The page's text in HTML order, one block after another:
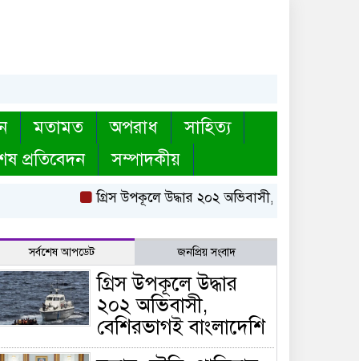
মতামত অপরাধ
সাহিত্য
প্রতিবেদন সম্পাদকীয়
গ্রিস উপকূলে উদ্ধার ২০২ অভিবাসী, বেশিরভাগই
সর্বশেষ আপডেট জনপ্রিয় সংবাদ
গ্রিস উপকূলে উদ্ধার
২০২ অভিবাসী,
বেশিরভাগই বাংলাদেশি